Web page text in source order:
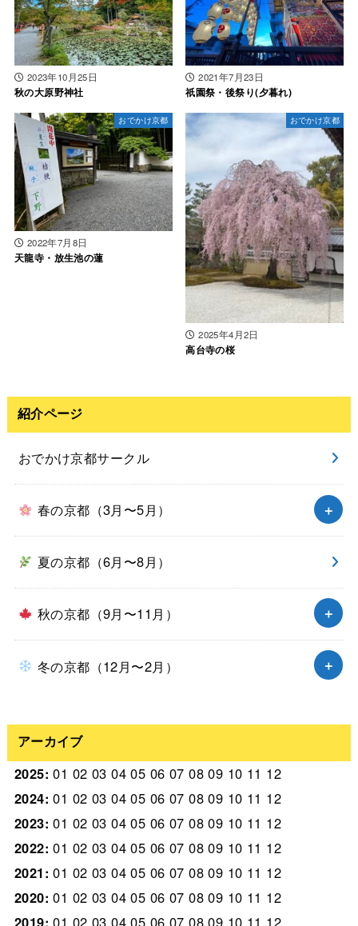
2023年10月25日
秋の大原野神社
2021年7月23日
祇園祭・後祭り(夕暮れ)
おでかけ京都
2022年7月8日
天龍寺・放生池の蓮
おでかけ京都
2025年4月2日
高台寺の桜
紹介ページ
おでかけ京都サークル
春の京都（3月〜5月）
夏の京都（6月〜8月）
秋の京都（9月〜11月）
冬の京都（12月〜2月）
アーカイブ
2025:01 02 03 04 05 06 07 08 09 10 11 12
2024:01 02 03 04 05 06 07 08 09 10 11 12
2023:01 02 03 04 05 06 07 08 09 10 11 12
2022:01 02 03 04 05 06 07 08 09 10 11 12
2021:01 02 03 04 05 06 07 08 09 10 11 12
2020:01 02 03 04 05 06 07 08 09 10 11 12
2019:01 02 03 04 05 06 07 08 09 10 11 12